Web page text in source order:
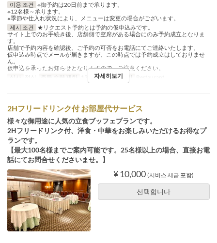
이용 조건 ※御予約は20日前まで承ります。
※12名様～承ります。
※季節や仕入れ状況により、メニューは変更の場合がございます。
제시 조건
★リクエスト予約とは予約の仮申込みです。
サイト上でのお手続き後、店舗側で空席がある場合にのみ予約成立となりま
す。
店舗で予約内容を確認後、ご予約の可否をお電話にてご連絡いたします。
仮申込み時点でメールが届きますが、この時点では予約成立はしておりませ
ん。
仮申込を承ったお知らせとなりますので、ご注意ください。
식사
점심 주문 수량 제한 12 ~ 좌석 카테고리 Restaurant
자세히보기
2Hフリードリンク付 お部屋代サービス
様々な御用途に人気の立食ブッフェプランです。
2Hフリードリンク付、洋食・中華をお楽しみいただけるお得なプ
ランです。
【最大100名様までご案内可能です。25名様以上の場合、直接お電
話にてお問合せくださいませ。】
¥ 10,000 (서비스 세금 포함)
선택합니다